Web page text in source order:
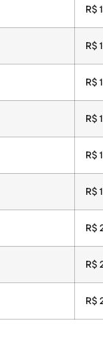
R$
R$
R$
R$
R$
R$
R$
R$
R$